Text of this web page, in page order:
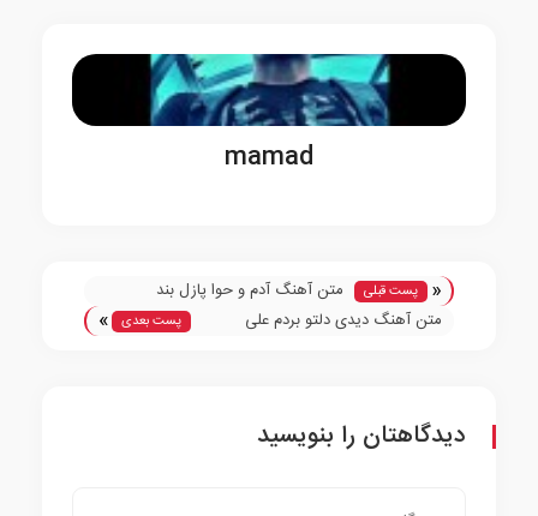
mamad
« پست قبلی
متن آهنگ آدم و حوا پازل بند
متن آهنگ دیدی دلتو بردم علی
پست بعدی »
دیدگاهتان را بنویسید